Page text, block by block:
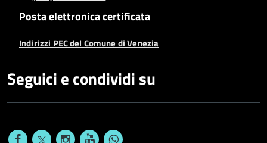
Posta elettronica certificata
Indirizzi PEC del Comune di Venezia
Seguici e condividi su